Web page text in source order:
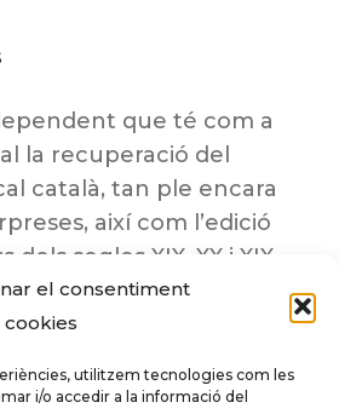
el consentiment
utilitzem tecnologies com les
i/o accedir a la informació del
que té com a
la recuperació del
català, tan ple encara
així com l’edició
segles XIX, XX i XIX
coneguts.